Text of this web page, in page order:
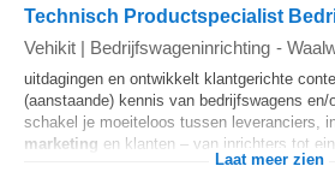
Technisch Productspecialist
Vehikit | Bedrijfswageninrichting -
uitdagingen en ontwikkelt klantgerichte
(aanstaande) kennis van bedrijfswagens
schakel je moeiteloos tussen leveranciers,
marketing en klanten – van inrichters tot
Laat meer zien